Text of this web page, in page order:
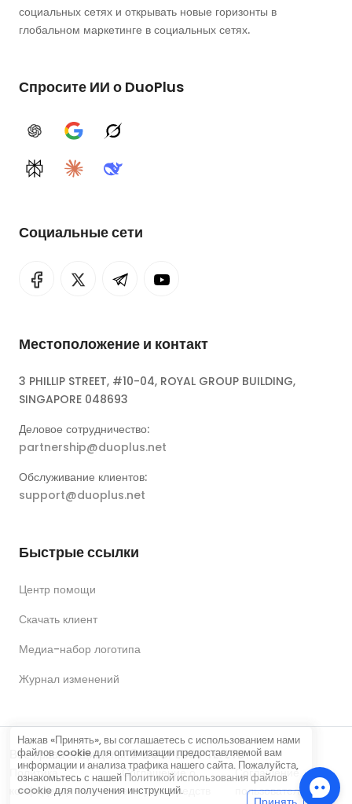
социальных сетях и открывать новые горизонты в
глобальном маркетинге в социальных сетях.
Спросите ИИ о DuoPlus
ChatGPTGoogle AIGrok
PerplexityClaudeDeepSeek
Социальные сети
Местоположение и контакт
3 PHILLIP STREET, #10-04, ROYAL GROUP BUILDING,
SINGAPORE 048693
Деловое сотрудничество:
partnership@duoplus.net
Обслуживание клиентов:
support@duoplus.net
Быстрые ссылки
Центр помощи
Скачать клиент
Медиа-набор логотипа
Журнал изменений
Все права защищены © DUOPLUS PTE. LTD.
Политика
конфиденциальности
Соглашение о
возврате средств
Соглашение
пользователя
Нажав «Принять», вы соглашаетесь с использованием нами
файлов cookie для оптимизации предоставляемой вам
информации и анализа трафика нашего сайта. Пожалуйста,
ознакомьтесь с нашей Политикой использования файлов
cookieдля получения инструкций.